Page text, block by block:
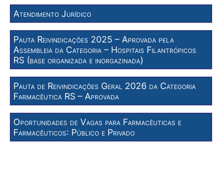
Atendimento Jurídico
Pauta Reivindicações 2025 – Aprovada pela
Assembleia da Categoria – Hospitais Filantrópicos
RS (base organizada e inorgazinada)
Pauta de Reivindicações Geral 2026 da Categoria
Farmacêutica RS – Aprovada
Oportunidades de Vagas para Farmacêuticas e
Farmacêuticos: Público e Privado